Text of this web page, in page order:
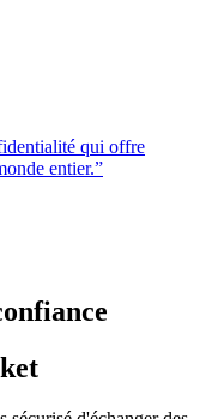
qui offre
entier.”